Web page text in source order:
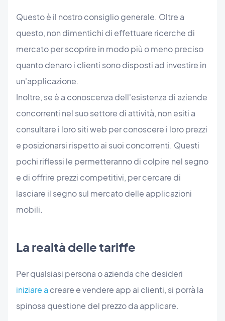
Questo è il nostro consiglio generale. Oltre a
questo, non dimentichi di effettuare ricerche di
mercato per scoprire in modo più o meno preciso
quanto denaro i clienti sono disposti ad investire in
un'applicazione.
Inoltre, se è a conoscenza dell'esistenza di aziende
concorrenti nel suo settore di attività, non esiti a
consultare i loro siti web per conoscere i loro prezzi
e posizionarsi rispetto ai suoi concorrenti. Questi
pochi riflessi le permetteranno di colpire nel segno
e di offrire prezzi competitivi, per cercare di
lasciare il segno sul mercato delle applicazioni
mobili.
La realtà delle tariffe
Per qualsiasi persona o azienda che desideri
iniziare a creare e vendere app ai clienti, si porrà la
spinosa questione del prezzo da applicare.